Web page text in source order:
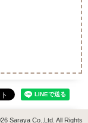
Saraya Co.,Ltd. All Rights